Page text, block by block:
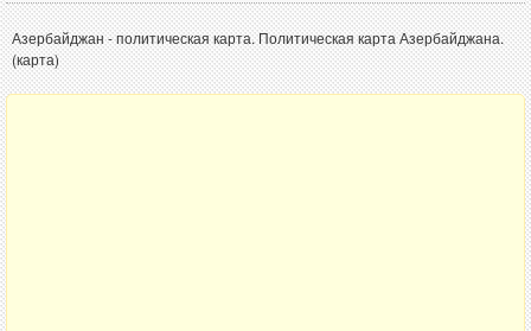
Азербайджан - политическая карта. Политическая карта Азербайджана.
(карта)